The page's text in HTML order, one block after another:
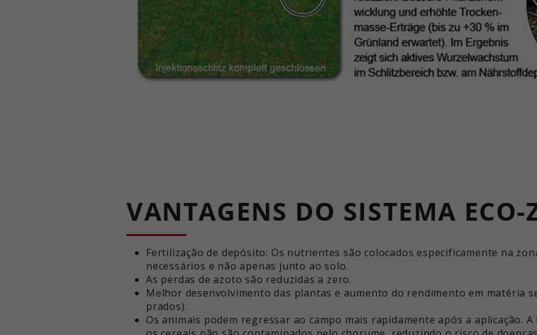
VANTAGENS DO SISTEMA ECO-
Fertilização de depósito: Os nutrientes são colocados especificamente na
necessários e não apenas junto ao solo.
As perdas de azoto são reduzidas a zero.
Melhor desenvolvimento das plantas e aumento do rendimento em matéria
prados).
Os animais podem regressar ao campo mais rapidamente após a aplicação.